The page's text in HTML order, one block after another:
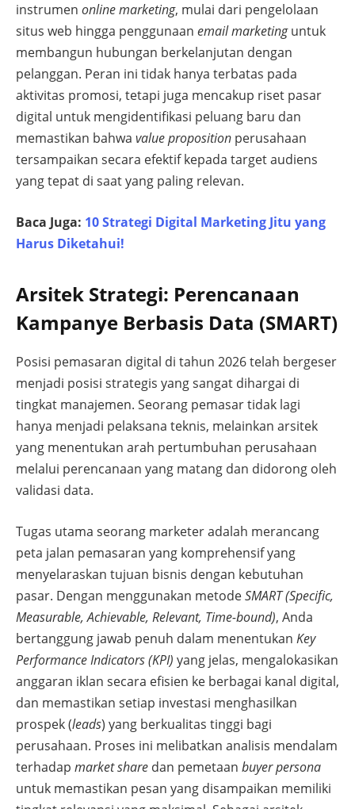
instrumen online marketing, mulai dari pengelolaan
situs web hingga penggunaan email marketinguntuk
membangun hubungan berkelanjutan dengan
pelanggan. Peran ini tidak hanya terbatas pada
aktivitas promosi, tetapi juga mencakup riset pasar
digital untuk mengidentifikasi peluang baru dan
memastikan bahwa value proposition perusahaan
tersampaikan secara efektif kepada target audiens
yang tepat di saat yang paling relevan.
Baca Juga: 10 Strategi Digital Marketing Jitu yang
Harus Diketahui!
Arsitek Strategi: Perencanaan
Kampanye Berbasis Data (SMART)
Posisi pemasaran digital di tahun 2026 telah bergeser
menjadi posisi strategis yang sangat dihargai di
tingkat manajemen. Seorang pemasar tidak lagi
hanya menjadi pelaksana teknis, melainkan arsitek
yang menentukan arah pertumbuhan perusahaan
melalui perencanaan yang matang dan didorong oleh
validasi data.
Tugas utama seorang marketer adalah merancang
peta jalan pemasaran yang komprehensif yang
menyelaraskan tujuan bisnis dengan kebutuhan
pasar. Dengan menggunakan metodeSMART (Specific,
Measurable, Achievable, Relevant, Time-bound), Anda
bertanggung jawab penuh dalam menentukan Key
Performance Indicators (KPI) yang jelas, mengalokasikan
anggaran iklan secara efisien ke berbagai kanal digital,
dan memastikan setiap investasi menghasilkan
prospek (leads) yang berkualitas tinggi bagi
perusahaan. Proses ini melibatkan analisis mendalam
terhadap market share dan pemetaan buyer persona
untuk memastikan pesan yang disampaikan memiliki